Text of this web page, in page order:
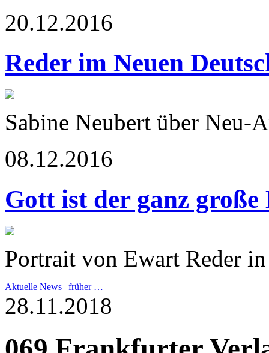
20.12.2016
Reder im Neuen
Sabine Neubert über Neu-
08.12.2016
Gott ist der ganz
Portrait von Ewart Reder
Aktuelle News | früher …
28.11.2018